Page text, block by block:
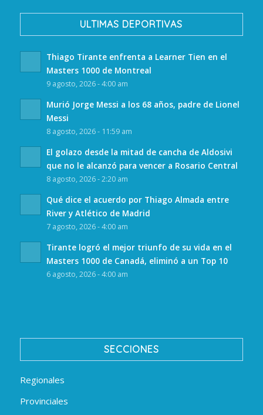
ULTIMAS DEPORTIVAS
Thiago Tirante enfrenta a Learner Tien en el
Masters 1000 de Montreal
9 agosto, 2026 - 4:00 am
Murió Jorge Messi a los 68 años, padre de Lionel
Messi
8 agosto, 2026 - 11:59 am
El golazo desde la mitad de cancha de Aldosivi
que no le alcanzó para vencer a Rosario Central
8 agosto, 2026 - 2:20 am
Qué dice el acuerdo por Thiago Almada entre
River y Atlético de Madrid
7 agosto, 2026 - 4:00 am
Tirante logró el mejor triunfo de su vida en el
Masters 1000 de Canadá, eliminó a un Top 10
6 agosto, 2026 - 4:00 am
SECCIONES
Regionales
Provinciales